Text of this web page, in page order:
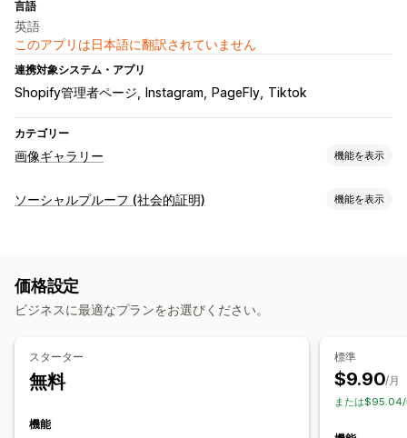
言語
英語
このアプリは日本語に翻訳されていません
連携対象システム・アプリ
Shopify管理者ページ Instagram PageFly Tiktok
カテゴリー
画像ギャラリー 機能を表示
ギャラリータイプ
カスタマイズ
カスタムスタイル
カスタムCSS キャプション
ソーシャルプルーフ (社会的証明) 機能を表示
表示オプション
分析
価格設定
ビジネスに最適なプランをお選びください。
スターター
無料
機能
標準
$9.90/月
または